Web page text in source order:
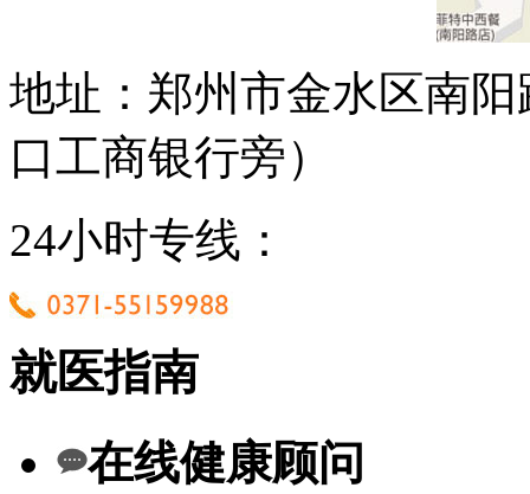
地址：郑州市金水区南
口工商银行旁）
24小时专线：
就医指南
在线健康顾问